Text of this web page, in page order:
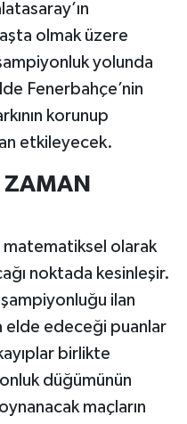
olmak üzere
yolunda
Fenerbahçe’nin
korunup
etkileyecek.
ZAMAN
matematiksel olarak
noktada kesinleşir.
şampiyonluğu ilan
elde edeceği puanlar
birlikte
düğümünün
maçların